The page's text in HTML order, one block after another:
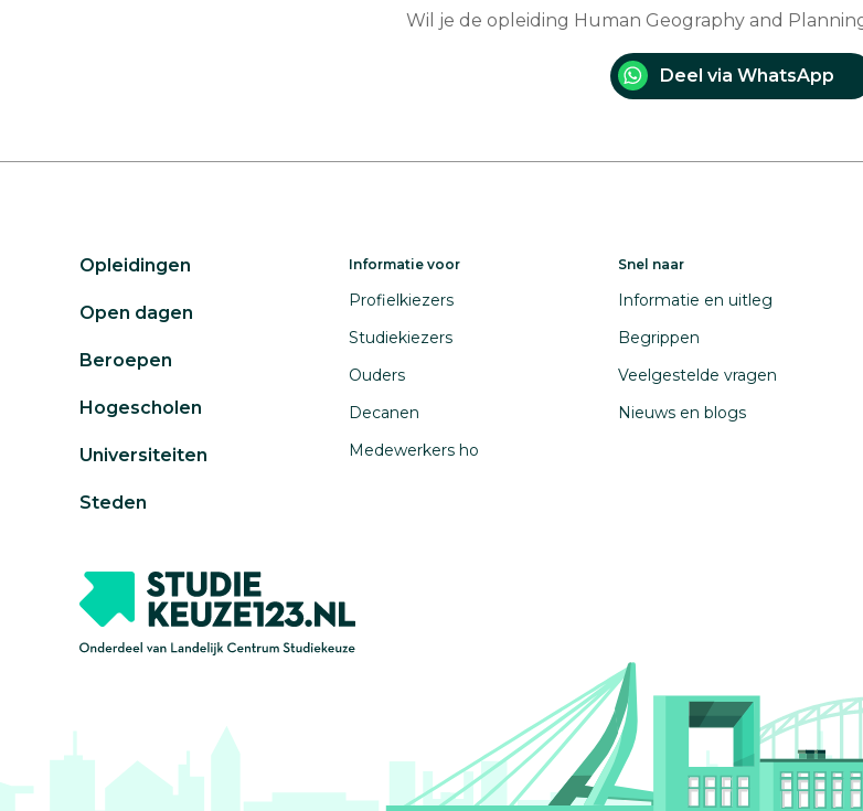
Wil je de opleiding Human Geography and
Deel via WhatsApp
Opleidingen
Open dagen
Beroepen
Hogescholen
Universiteiten
Steden
Informatie voor
Profielkiezers
Studiekiezers
Ouders
Decanen
Medewerkers ho
Snel naar
Informatie en uitleg
Begrippen
Veelgestelde vragen
Nieuws en blogs